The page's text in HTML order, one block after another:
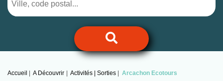
Accueil A Découvrir Activités | Sorties Arcachon Ecotours